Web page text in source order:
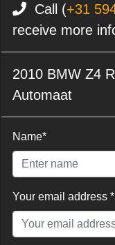
Call (+31
receive more
2010 BMW Z4
Automaat
Name*
Your email address *